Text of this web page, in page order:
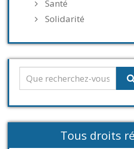
Santé
Solidarité
Tous droits